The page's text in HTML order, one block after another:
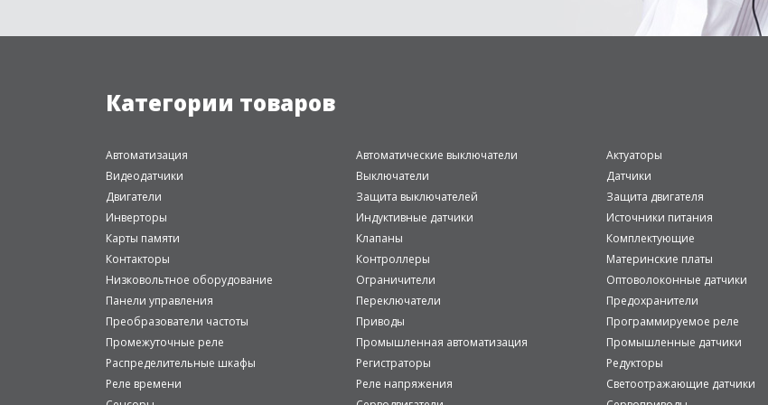
Категории товаров
Автоматизация Автоматические выключатели Актуаторы
Видеодатчики
Выключатели Датчики
Двигатели
Защита выключателей Защита двигателя
Инверторы
Индуктивные датчики Источники питания
Карты памяти
Клапаны Комплектующие
Контакторы
Контроллеры Материнские платы
Низковольтное оборудование
Ограничители Оптоволоконные датчики
Панели управления
Переключатели Предохранители
Преобразователи частоты
Приводы Программируемое реле
Промежуточные реле
Промышленная автоматизация Промышленные датчики
Распределительные шкафы
Регистраторы Редукторы
Реле времени
Реле напряжения Светоотражающие датчики